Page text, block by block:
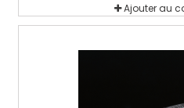
Ajouter au